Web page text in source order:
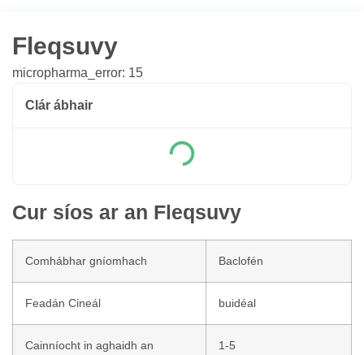
Fleqsuvy
micropharma_error: 15
Clár ábhair
Cur síos ar an Fleqsuvy
Comhábhar gníomhach Baclofén
Feadán Cineál buidéal
Cainníocht in aghaidh an
1-5